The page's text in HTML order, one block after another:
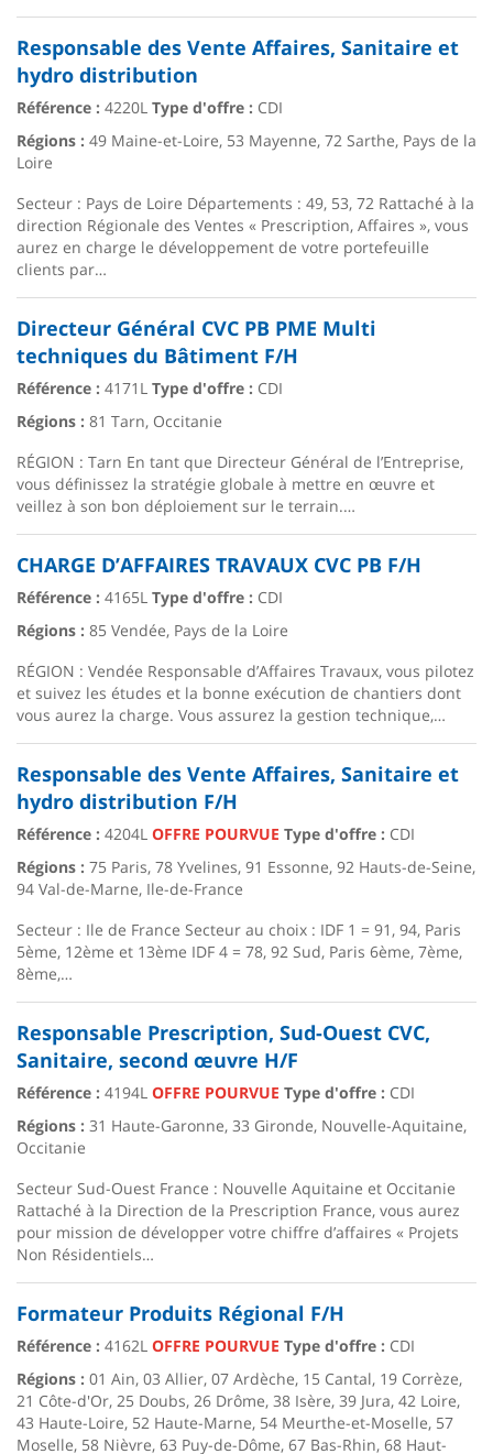
Responsable des Vente Affaires, Sanitaire et
hydro distribution
Référence : 4220L Type d'offre : CDI
Régions : 49 Maine-et-Loire, 53 Mayenne, 72 Sarthe, Pays de la
Loire
Secteur : Pays de Loire Départements : 49, 53, 72 Rattaché à la
direction Régionale des Ventes « Prescription, Affaires », vous
aurez en charge le développement de votre portefeuille
clients par…
Directeur Général CVC PB PME Multi
techniques du Bâtiment F/H
Référence : 4171L Type d'offre : CDI
Régions : 81 Tarn, Occitanie
RÉGION : Tarn En tant que Directeur Général de l’Entreprise,
vous définissez la stratégie globale à mettre en œuvre et
veillez à son bon déploiement sur le terrain.…
CHARGE D’AFFAIRES TRAVAUX CVC PB F/H
Référence : 4165L Type d'offre : CDI
Régions : 85 Vendée, Pays de la Loire
RÉGION : Vendée Responsable d’Affaires Travaux, vous pilotez
et suivez les études et la bonne exécution de chantiers dont
vous aurez la charge. Vous assurez la gestion technique,…
Responsable des Vente Affaires, Sanitaire et
hydro distribution F/H
Référence : 4204L OFFRE POURVUE Type d'offre : CDI
Régions : 75 Paris, 78 Yvelines, 91 Essonne, 92 Hauts-de-Seine,
94 Val-de-Marne, Ile-de-France
Secteur : Ile de France Secteur au choix : IDF 1 = 91, 94, Paris
5ème, 12ème et 13ème IDF 4 = 78, 92 Sud, Paris 6ème, 7ème,
8ème,…
Responsable Prescription, Sud-Ouest CVC,
Sanitaire, second œuvre H/F
Référence : 4194L OFFRE POURVUE Type d'offre : CDI
Régions : 31 Haute-Garonne, 33 Gironde, Nouvelle-Aquitaine,
Occitanie
Secteur Sud-Ouest France : Nouvelle Aquitaine et Occitanie
Rattaché à la Direction de la Prescription France, vous aurez
pour mission de développer votre chiffre d’affaires « Projets
Non Résidentiels…
Formateur Produits Régional F/H
Référence : 4162L OFFRE POURVUE Type d'offre : CDI
Régions : 01 Ain, 03 Allier, 07 Ardèche, 15 Cantal, 19 Corrèze,
21 Côte-d'Or, 25 Doubs, 26 Drôme, 38 Isère, 39 Jura, 42 Loire,
43 Haute-Loire, 52 Haute-Marne, 54 Meurthe-et-Moselle, 57
Moselle, 58 Nièvre, 63 Puy-de-Dôme, 67 Bas-Rhin, 68 Haut-